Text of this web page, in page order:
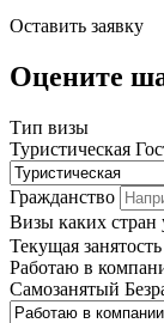
Оставить заявку
Оцените
Тип визы
Туристическая
Гражданство
Визы каких стран
Текущая занятость
Работаю в
Самозанятый